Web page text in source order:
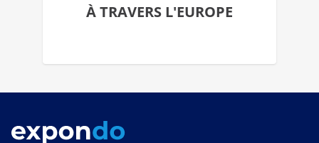
À TRAVERS L'EUROPE